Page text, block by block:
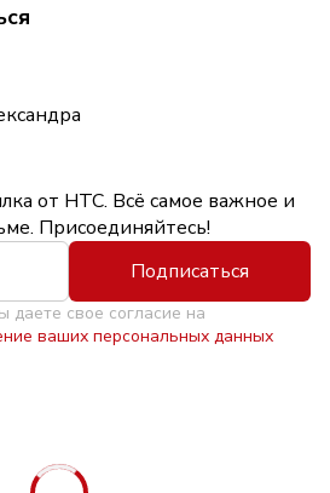
от НТС. Всё самое важное и
Присоединяйтесь!
Подписаться
даете свое согласие на
ваших персональных данных